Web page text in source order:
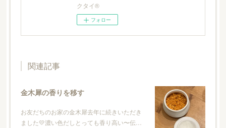
クタイ®
フォロー
関連記事
金木犀の香りを移す
お友だちのお家の金木犀去年に続きいただき
ました💛濃い色だしとっても香り高い〜伝…